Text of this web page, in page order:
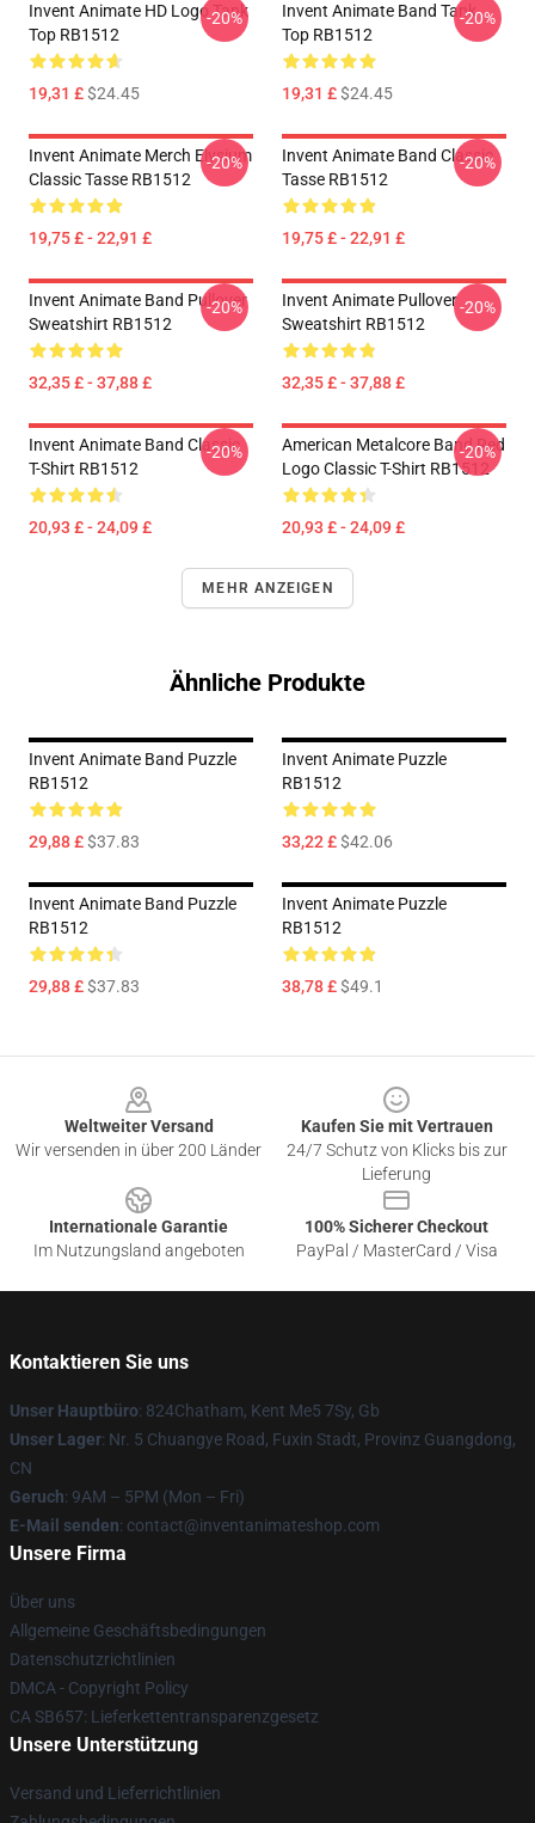
Invent Animate HD Logo Tank
Top RB1512
19,31 £$24.45
-20%
Invent Animate Band Tank
Top RB1512
19,31 £$24.45
-20%
Invent Animate Merch Elysium
Classic Tasse RB1512
19,75 £ - 22,91 £
-20%
Invent Animate Band Classic
Tasse RB1512
19,75 £ - 22,91 £
-20%
Invent Animate Band Pullover
Sweatshirt RB1512
32,35 £ - 37,88 £
-20%
Invent Animate Pullover
Sweatshirt RB1512
32,35 £ - 37,88 £
-20%
Invent Animate Band Classic
T-Shirt RB1512
20,93 £ - 24,09 £
-20%
American Metalcore Band Red
Logo Classic T-Shirt RB1512
20,93 £ - 24,09 £
-20%
MEHR ANZEIGEN
Ähnliche Produkte
Invent Animate Band Puzzle
RB1512
29,88 £$37.83
Invent Animate Puzzle
RB1512
33,22 £$42.06
Invent Animate Band Puzzle
RB1512
29,88 £$37.83
Invent Animate Puzzle
RB1512
38,78 £$49.1
Weltweiter Versand
Wir versenden in über 200 Länder
Kaufen Sie mit Vertrauen
24/7 Schutz von Klicks bis zur
Lieferung
Internationale Garantie
Im Nutzungsland angeboten
100% Sicherer Checkout
PayPal / MasterCard / Visa
Kontaktieren Sie uns
Unser Hauptbüro: 824Chatham, Kent Me5 7Sy, Gb
Unser Lager: Nr. 5 Chuangye Road, Fuxin Stadt, Provinz Guangdong,
CN
Geruch: 9AM – 5PM (Mon – Fri)
E-Mail senden: contact@inventanimateshop.com
Unsere Firma
Über uns
Allgemeine Geschäftsbedingungen
Datenschutzrichtlinien
DMCA - Copyright Policy
CA SB657: Lieferkettentransparenzgesetz
Unsere Unterstützung
Versand und Lieferrichtlinien